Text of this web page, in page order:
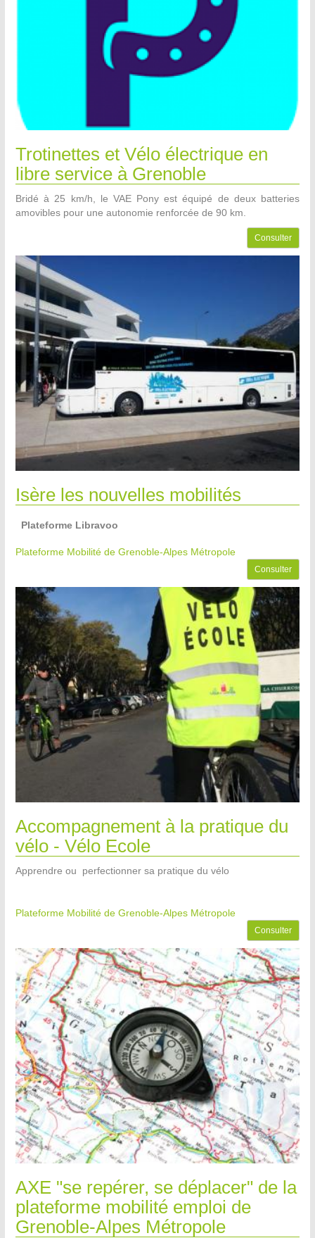
Trotinettes et Vélo électrique en
libre service à Grenoble
Bridé à 25 km/h, le VAE Pony est équipé de deux batteries
amovibles pour une autonomie renforcée de 90 km.
Consulter
Isère les nouvelles mobilités
Plateforme Libravoo
Plateforme Mobilité de Grenoble-Alpes Métropole
Consulter
Accompagnement à la pratique du
vélo - Vélo Ecole
Apprendre ou perfectionner sa pratique du vélo
Plateforme Mobilité de Grenoble-Alpes Métropole
Consulter
AXE "se repérer, se déplacer" de la
plateforme mobilité emploi de
Grenoble-Alpes Métropole